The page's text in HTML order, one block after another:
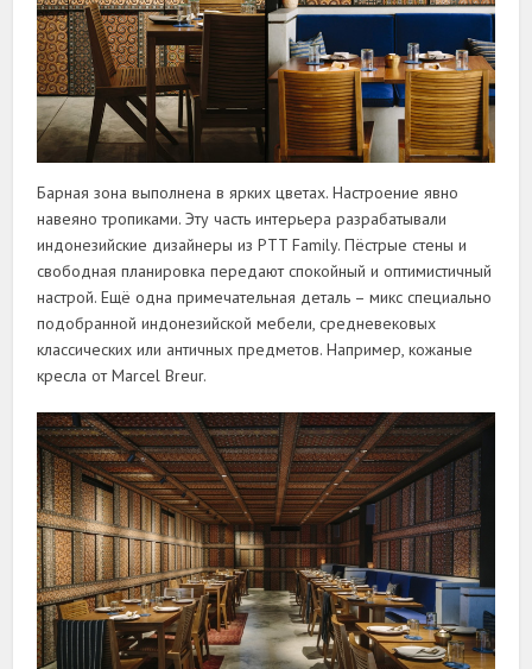
Барная зона выполнена в ярких цветах. Настроение явно
навеяно тропиками. Эту часть интерьера разрабатывали
индонезийские дизайнеры из PTT Family. Пëстрые стены и
свободная планировка передают спокойный и оптимистичный
настрой. Ещë одна примечательная деталь – микс специально
подобранной индонезийской мебели, средневековых
классических или античных предметов. Например, кожаные
кресла от Marcel Breur.